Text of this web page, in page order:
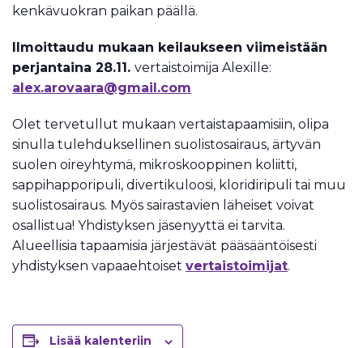
kenkävuokran paikan päällä.
Ilmoittaudu mukaan keilaukseen viimeistään
perjantaina 28.11. vertaistoimija Alexille:
alex.arovaara@gmail.com
Olet tervetullut mukaan vertaistapaamisiin, olipa
sinulla tulehduksellinen suolistosairaus, ärtyvän
suolen oireyhtymä, mikroskooppinen koliitti,
sappihapporipuli, divertikuloosi, kloridiripuli tai muu
suolistosairaus. Myös sairastavien läheiset voivat
osallistua! Yhdistyksen jäsenyyttä ei tarvita.
Alueellisia tapaamisia järjestävät pääsääntöisesti
yhdistyksen vapaaehtoiset vertaistoimijat.
Lisää kalenteriin